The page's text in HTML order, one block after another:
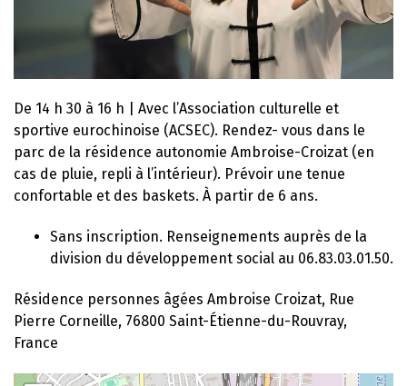
De 14 h 30 à 16 h | Avec l’Association culturelle et
sportive eurochinoise (ACSEC). Rendez- vous dans le
parc de la résidence autonomie Ambroise-Croizat (en
cas de pluie, repli à l’intérieur). Prévoir une tenue
confortable et des baskets. À partir de 6 ans.
Sans inscription. Renseignements auprès de la
division du développement social au 06.83.03.01.50.
Résidence personnes âgées Ambroise Croizat, Rue
Pierre Corneille, 76800 Saint-Étienne-du-Rouvray,
France